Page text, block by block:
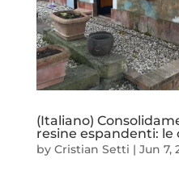
(Italiano)
resine espandenti: le
by Cristian Setti | Jun 7,